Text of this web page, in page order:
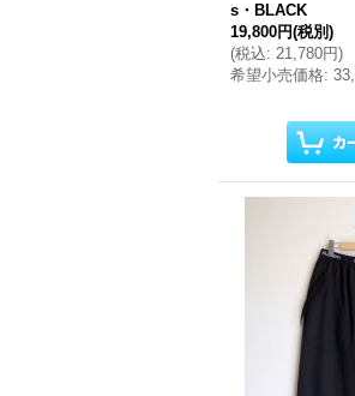
s・BLACK
19,800円(税別)
(税込: 21,780円)
希望小売価格: